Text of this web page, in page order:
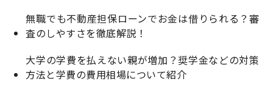
無職でも不動産担保ローンでお金は借りられる？審
査のしやすさを徹底解説！
大学の学費を払えない親が増加？奨学金などの対策
方法と学費の費用相場について紹介